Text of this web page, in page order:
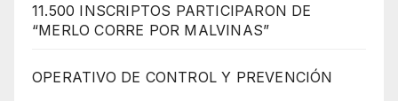
11.500 INSCRIPTOS PARTICIPARON DE
“MERLO CORRE POR MALVINAS”
OPERATIVO DE CONTROL Y PREVENCIÓN